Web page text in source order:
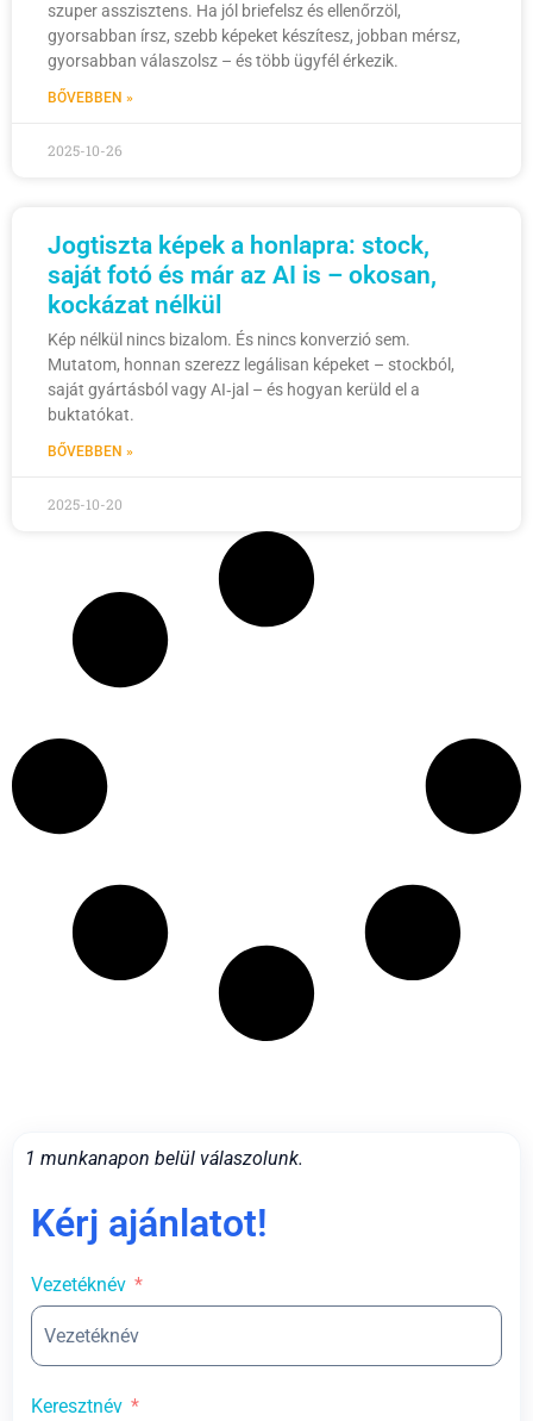
szuper asszisztens. Ha jól briefelsz és ellenőrzöl,
gyorsabban írsz, szebb képeket készítesz, jobban mérsz,
gyorsabban válaszolsz – és több ügyfél érkezik.
BŐVEBBEN »
2025-10-26
Jogtiszta képek a honlapra: stock,
saját fotó és már az AI is – okosan,
kockázat nélkül
Kép nélkül nincs bizalom. És nincs konverzió sem.
Mutatom, honnan szerezz legálisan képeket – stockból,
saját gyártásból vagy AI‑jal – és hogyan kerüld el a
buktatókat.
BŐVEBBEN »
2025-10-20
1 munkanapon belül válaszolunk.
Kérj ajánlatot!
Vezetéknév
Keresztnév